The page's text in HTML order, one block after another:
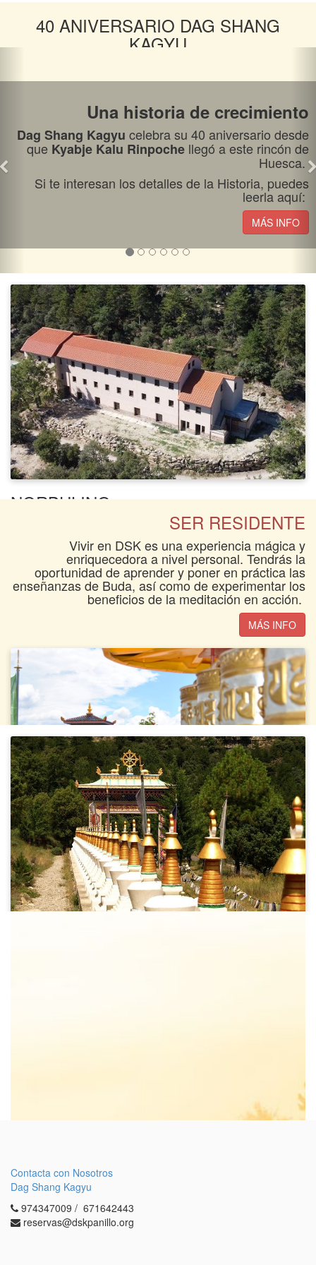
Todos los días excepto miércoles a las 11:30.
Sábados, domingos y festivos a las 11:30 y a las
ambiente tranquilo y silencioso del Centro.
MÁS INFO
40 ANIVERSARIO DAG SHANG
KAGYU
Una historia de crecimiento
Dag Shang Kagyu celebra su 40 aniversario desde
que Kyabje Kalu Rinpoche llegó a este rincón de
Huesca.
Si te interesan los detalles de la Historia, puedes
leerla aquí:
MÁS INFO
NORBULING:
Nuevo albergue para ofrecer más alojamiento y
actividades polivalentes.
MÁS INFO
SER RESIDENTE
Vivir en DSK es una experiencia mágica y
enriquecedora a nivel personal. Tendrás la
oportunidad de aprender y poner en práctica las
enseñanzas de Buda, así como de experimentar los
beneficios de la meditación en acción.
MÁS INFO
Contacta con Nosotros
Dag Shang Kagyu
974347009 / 671642443
reservas@dskpanillo.org